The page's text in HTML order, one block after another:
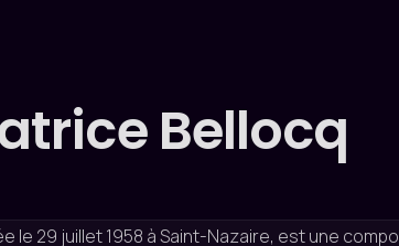
Bellocq
le 29 juillet 1958 à Saint-Nazaire, est une